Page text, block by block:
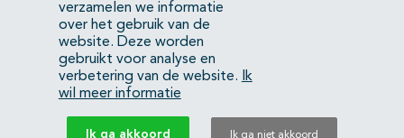
Contact
Mercatorlaan 1200
3528 BL Utrecht
(088) 505 34 34
info@richtlijnendatabase.nl
verzamelen we informatie
over het gebruik van de
website. Deze worden
gebruikt voor analyse en
verbetering van de website.
Ik
wil meer informatie
Ik ga akkoord Ik ga niet akkoord